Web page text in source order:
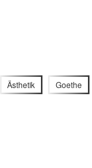
Ästhetik Goethe